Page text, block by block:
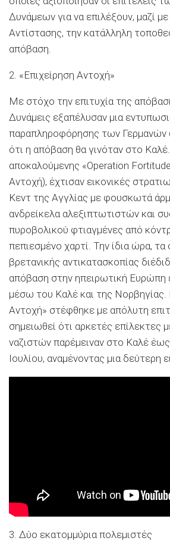
Δυνάμεων για να επιλέξουν, μαζί
Αντίστασης, την κατάλληλη
απόβαση.
2. «Επιχείρηση Αντοχή»
Με στόχο την επιτυχία της
Δυνάμεις εξαπέλυσαν μια
παραπληροφόρησης των Γερμανών
ότι η απόβαση θα γινόταν στο
αποκαλούμενης «Operation
Αντοχή), έχτισαν εικονικές
Κεντ της Αγγλίας με φουσκωτά
ανδρείκελα αλεξιπτωτιστών και
πυροβολικού φτιαγμένες από
πεπιεσμένο χαρτί. Την ίδια ώρα, τα
βρετανικής αντικατασκοπίας
απόβαση στην ηπειρωτική Ευρώπη
μέσω του Καλέ και της Νορβηγίας.
Αντοχή» στέφθηκε με απόλυτη
σημειωθεί ότι αρκετές επίλεκτες
ναζιστών παρέμειναν στο Καλέ
Ιουλίου, αναμένοντας μια δεύτερη
3. Δύο εκατομμύρια πολεμιστές